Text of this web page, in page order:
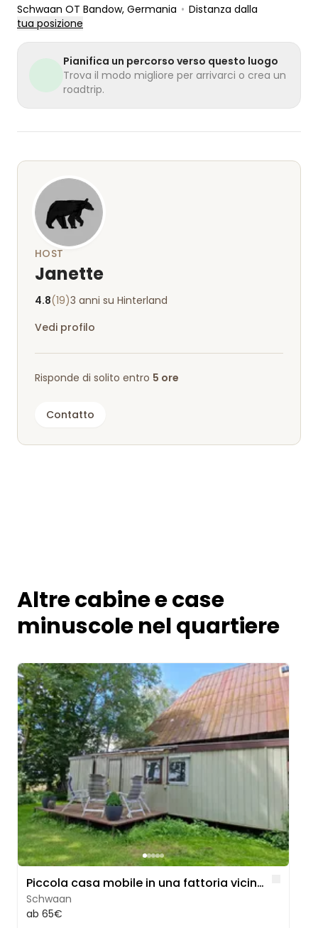
Schwaan OT Bandow, Germania • Distanza dalla
tua posizione
Pianifica un percorso verso questo luogo
Trova il modo migliore per arrivarci o crea un
roadtrip.
HOST
Janette
4.8(19)3 anni su Hinterland
Vedi profilo
Risponde di solito entro 5 ore
Contatto
Altre cabine e case
minuscole nel quartiere
Image 1 of 5
Piccola casa mobile in una fattoria vicino a Rostock
Schwaan
ab 65€